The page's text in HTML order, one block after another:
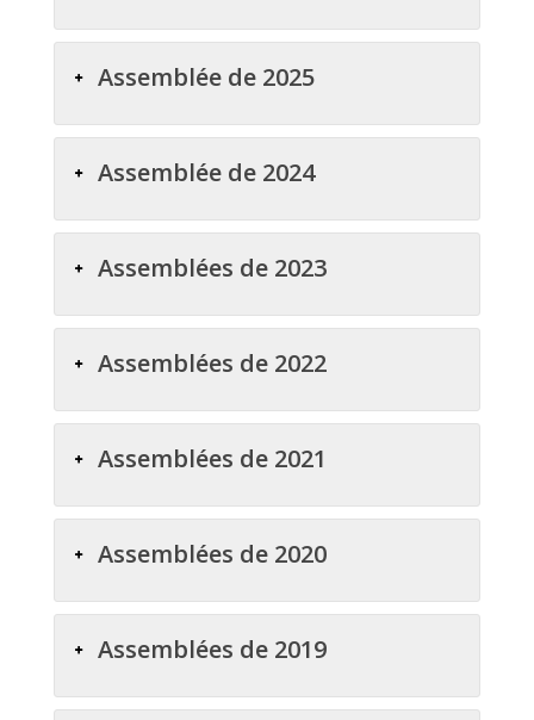
Assemblée de 2025
Assemblée de 2024
Assemblées de 2023
Assemblées de 2022
Assemblées de 2021
Assemblées de 2020
Assemblées de 2019